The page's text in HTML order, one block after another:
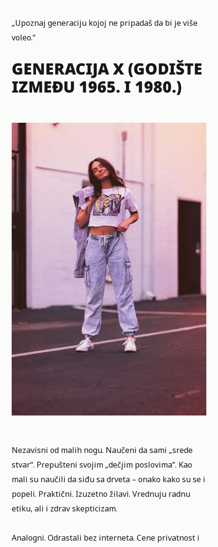
„Upoznaj generaciju kojoj ne pripadaš da bi je više
voleo.“
GENERACIJA X (GODIŠTE
IZMEĐU 1965. I 1980.)
Nezavisni od malih nogu. Naučeni da sami „srede
stvar“. Prepušteni svojim „dečjim poslovima“. Kao
mali su naučili da siđu sa drveta – onako kako su se i
popeli. Praktični. Izuzetno žilavi. Vrednuju radnu
etiku, ali i zdrav skepticizam.
Analogni. Odrastali bez interneta. Cene privatnost i